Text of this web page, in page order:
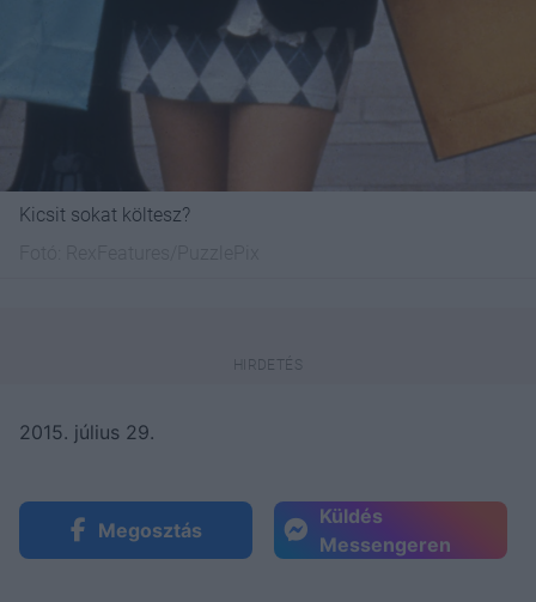
Kicsit sokat költesz?
2015. július 29.
Megosztás
Küldés
Messengeren